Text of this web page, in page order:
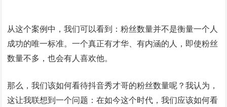
从这个案例中，我们可以看到：粉丝数量并不是衡量一个人
成功的唯一标准。一个真正有才华、有内涵的人，即使粉丝
数量不多，也会有人喜欢他。
那么，我们该如何看待抖音秀才哥的粉丝数量呢？我认为，
这让我联想到一个问题：在如今这个时代，我们应该如何看